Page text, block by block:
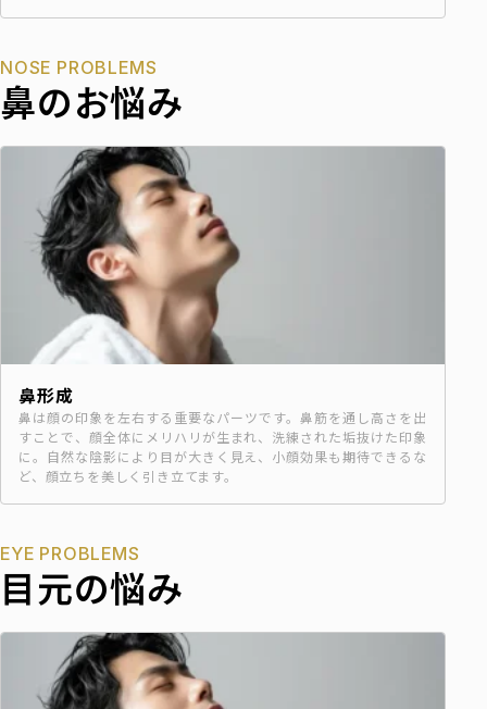
鼻のお悩み
NOSE PROBLEMS
鼻形成
鼻は顔の印象を左右する重要なパーツです。鼻筋を通し高さを出
すことで、顔全体にメリハリが生まれ、洗練された垢抜けた印象
に。自然な陰影により目が大きく見え、小顔効果も期待できるな
ど、顔立ちを美しく引き立てます。
目元の悩み
EYE PROBLEMS